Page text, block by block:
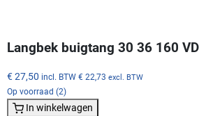
Langbek buigtang 30 36 160
€ 27,50 incl. BTW € 22,73 excl. BTW
Op voorraad (2)
In winkelwagen